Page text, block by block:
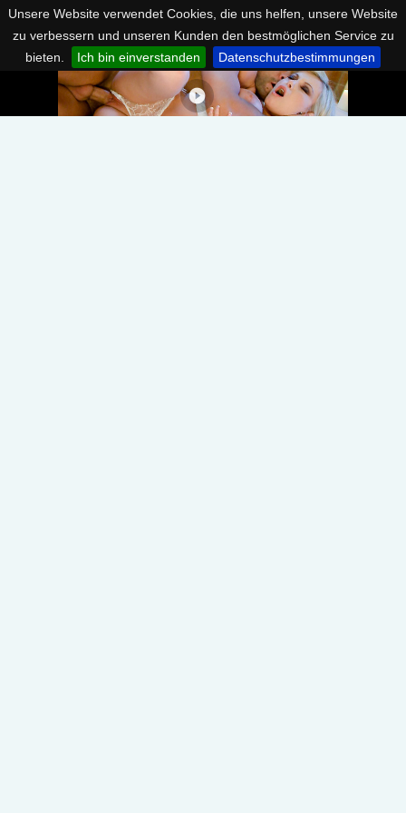
Unsere Website verwendet Cookies, die uns helfen, unsere Website
zu verbessern und unseren Kunden den bestmöglichen Service zu
bieten.
Ich bin einverstanden Datenschutzbestimmungen